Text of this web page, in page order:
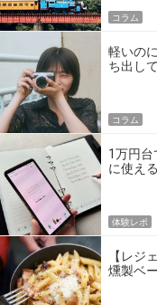
コラム
軽いの
ち出し
コラム
1万円台
に使え
体験レポ
【レジ
燻製ベ